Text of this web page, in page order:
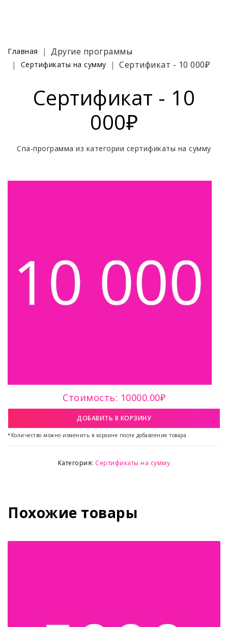
Главная Другие программы
Сертификаты на сумму Сертификат - 10 000₽
Сертификат - 10
000₽
Спа-программа из категории сертификаты на сумму
Стоимость: 10000.00₽
ДОБАВИТЬ В КОРЗИНУ
*Количество можно изменить в корзине после добавления товара
Категория: Сертификаты на сумму
Похожие товары